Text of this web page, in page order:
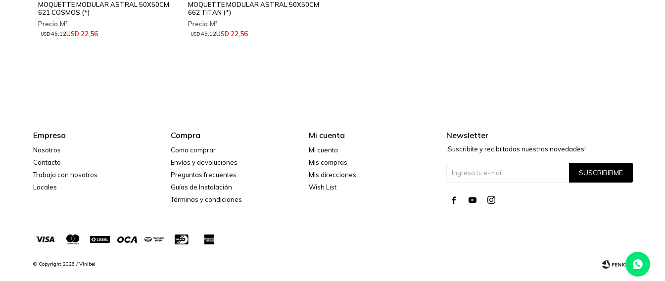
MOQUETTE MODULAR ASTRAL 50X50CM
621 COSMOS (*)
USD 22,56
USD45,12
MOQUETTE MODULAR ASTRAL 50X50CM
662 TITAN (*)
USD 22,56
USD45,12
Empresa
Nosotros
Contacto
Trabaja con nosotros
Locales
Compra
Como comprar
Envíos y devoluciones
Preguntas frecuentes
Guías de Instalación
Términos y condiciones
Mi cuenta
Mi cuenta
Mis compras
Mis direcciones
Wish List
Newsletter
¡Suscribite y recibí todas nuestras novedades!
SUSCRIBIRME
  
© Copyright 2026 / Vinibel